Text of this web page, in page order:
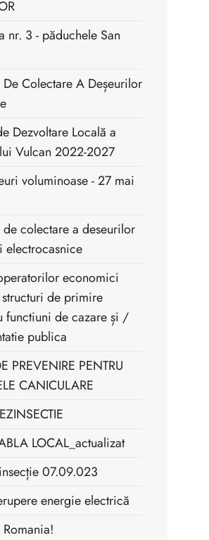
nr. 3 - păduchele San
Colectare A Deșeurilor
Dezvoltare Locală a
Vulcan 2022-2027
voluminoase - 27 mai
colectare a deseurilor
electrocasnice
economici
de primire
functiuni de cazare și /
publica
PREVENIRE PENTRU
CANICULARE
LOCAL_actualizat
07.09.023
energie electrică